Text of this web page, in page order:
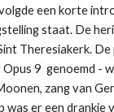
een korte
staat. De
Theresiakerk.
9 genoemd -
zang van
er een drankje